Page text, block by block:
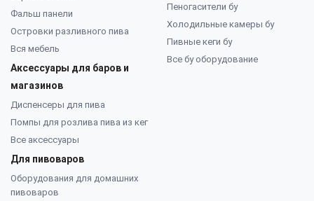
Фальш панели
Островки разливного пива
Вся мебель
Аксессуары для баров и
магазинов
Диспенсеры для пива
Помпы для розлива пива из кег
Все аксессуары
Для пивоваров
Оборудования для домашних
пивоваров
Пеногасители бу
Холодильные камеры бу
Пивные кеги бу
Все бу оборудование